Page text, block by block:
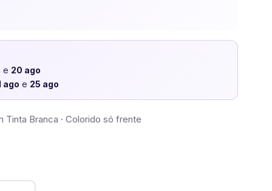
e 20 ago
ago e 25 ago
Tinta Branca · Colorido só frente